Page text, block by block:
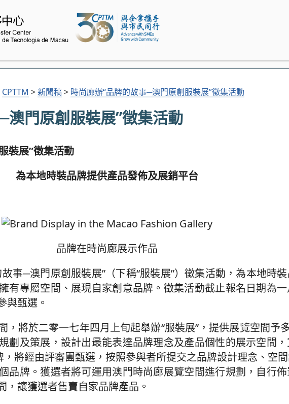
CPTTM >新聞稿> 時尚廊辦“品牌的故事─澳門原創服裝展”徵集活動
澳門原創服裝展”徵集活動
裝展”徵集活動
為本地時裝品牌提供產品發佈及展銷平台
品牌在時尚廊展示作品
事─澳門原創服裝展”（下稱“服裝展”）徵集活動，為本地時
有專屬空間、展現自家創意品牌。徵集活動截止報名日期為
與甄選。
將於二零一七年四月上旬起舉辦“服裝展”，提供展覽空間予
劃及策展，設計出最能表達品牌理念及產品個性的展示空間
，將經由評審團甄選，按照參與者所提交之品牌設計理念、空
品牌。獲選者將可運用澳門時尚廊展覽空間進行規劃，自行
讓獲選者售賣自家品牌產品。